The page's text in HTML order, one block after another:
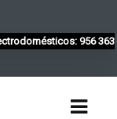
956 363